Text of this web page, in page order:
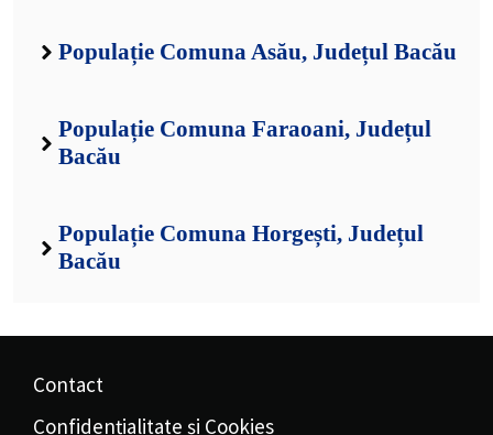
Populație Comuna Asău, Județul Bacău
Populație Comuna Faraoani, Județul
Bacău
Populație Comuna Horgești, Județul
Bacău
Contact
Confidențialitate și Cookies